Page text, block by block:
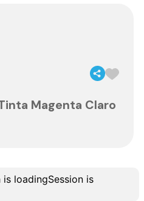
Magenta Claro
is loadingSession is